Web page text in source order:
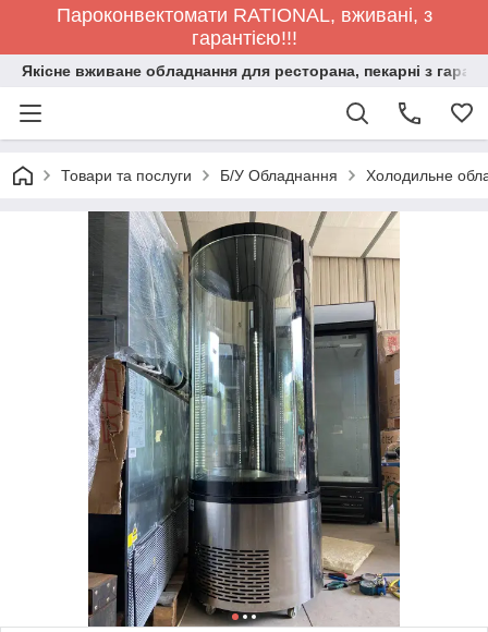
Пароконвектомати RATIONAL, вживані, з
гарантією!!!
Якісне вживане обладнання для ресторана, пекарні з
Товари та послуги Б/У Обладнання Холодильне